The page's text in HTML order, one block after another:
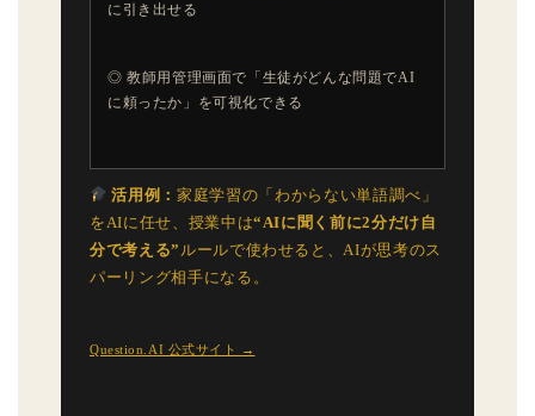
に引き出せる
◎ 教師用管理画面で「生徒がどんな問題でAI
に頼ったか」を可視化できる
活用例：家庭学習の「わからない単語調べ」
をAIに任せ、授業中は“AIに聞く前に2分だけ自
分で考える” ルールで使わせると、AIが思考のス
パーリング相手になる。
Question.AI 公式サイト →